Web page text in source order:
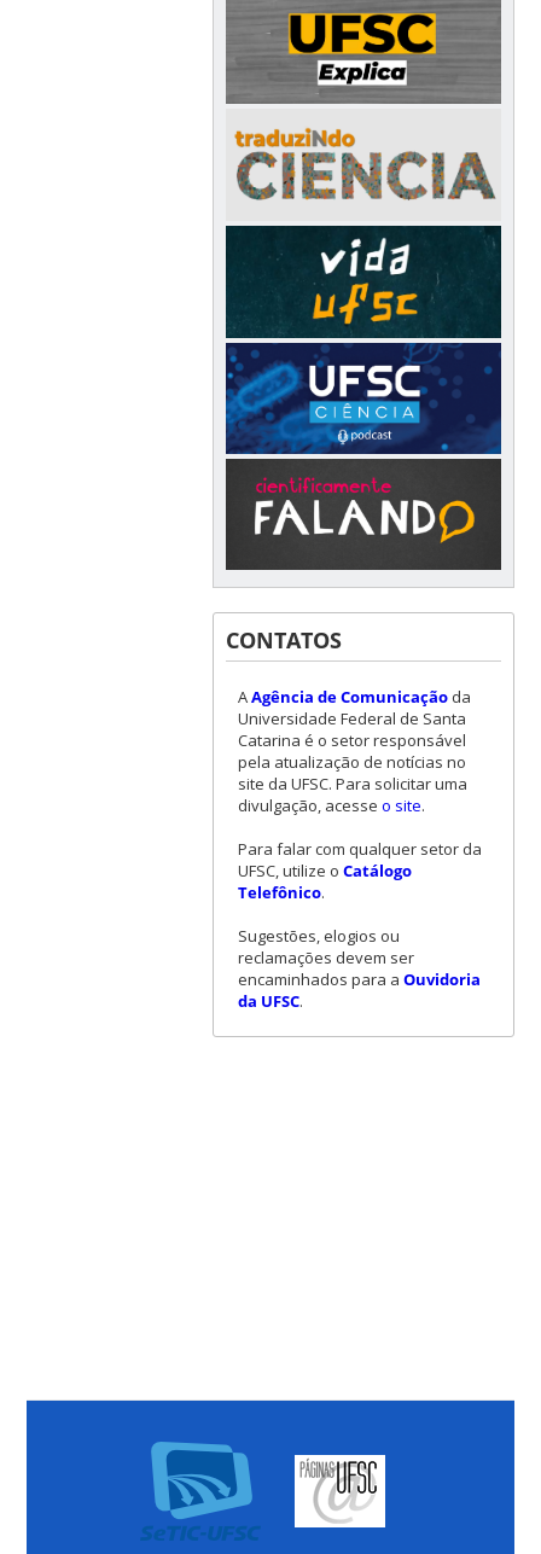
CONTATOS
AAgência de Comunicaçãoda
Universidade Federal de Santa
Catarina é o setor responsável
pela atualização de notícias no
site da UFSC. Para solicitar uma
divulgação, acesse o site.
Para falar com qualquer setor da
UFSC, utilize o Catálogo
Telefônico.
Sugestões, elogios ou
reclamações devem ser
encaminhados para a Ouvidoria
da UFSC.